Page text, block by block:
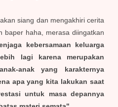
siang dan mengakhiri cerita
baper haha, merasa diingatkan
kebersamaan keluarga
lagi karena merupakan
anak yang karakternya
apa yang kita lakukan saat
untuk masa depannya